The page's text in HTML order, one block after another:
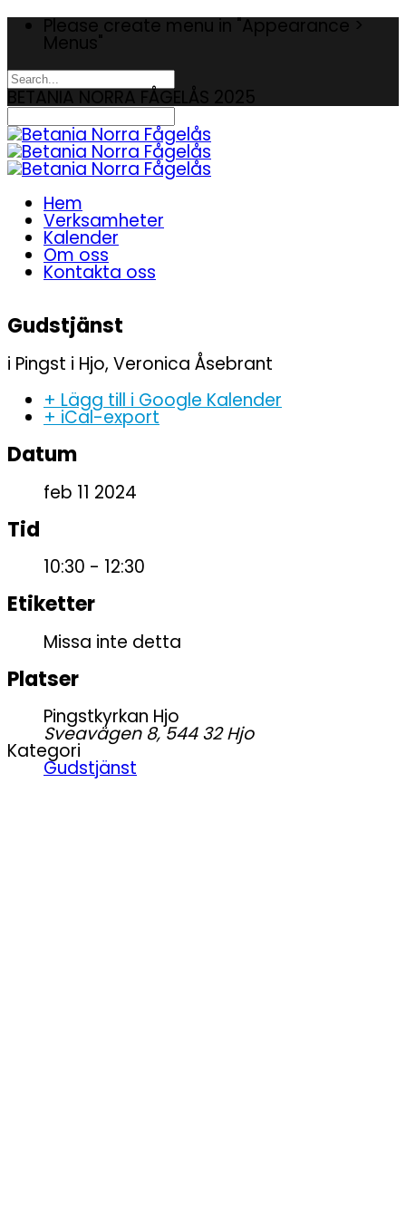
Please create menu in "Appearance >
Menus"
BETANIA NORRA FÅGELÅS 2025
Hem
Verksamheter
Kalender
Om oss
Kontakta oss
Gudstjänst
i Pingst i Hjo, Veronica Åsebrant
+ Lägg till i Google Kalender
+ iCal-export
Datum
feb 11 2024
Tid
10:30 - 12:30
Etiketter
Missa inte detta
Platser
Pingstkyrkan Hjo
Sveavägen 8, 544 32 Hjo
Kategori
Gudstjänst